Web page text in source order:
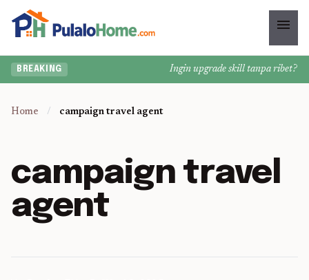
menu
BREAKING Ingin upgrade skill tanpa ribet?
Home / campaign travel agent
campaign travel
agent